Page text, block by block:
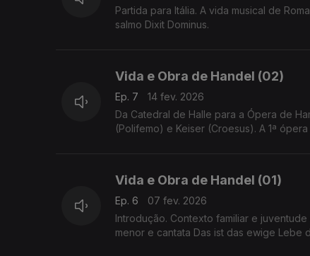
Partida para Itália. A vida musical de
salmo Dixit Dominus.
Vida e Obra de Handel (02)
Ep. 7
14 fev. 2026
Da Catedral de Halle para a Ópera de
(Polifemo) e Keiser (Croesus). A 1ª
Vida e Obra de Handel (01)
Ep. 6
07 fev. 2026
Introdução. Contexto familiar e
menor e cantata Das ist das ewige Lebe